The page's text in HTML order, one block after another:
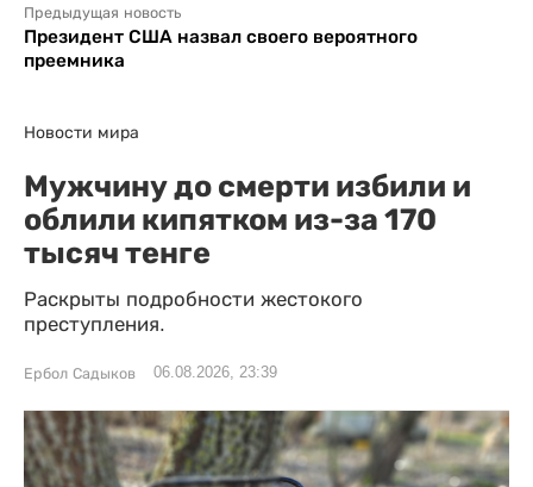
Предыдущая новость
Президент США назвал своего вероятного
преемника
Новости мира
Мужчину до смерти избили и
облили кипятком из-за 170
тысяч тенге
Раскрыты подробности жестокого
преступления.
Ербол Садыков 06.08.2026, 23:39